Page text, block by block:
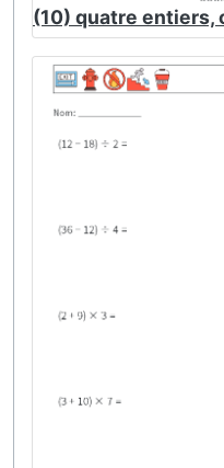
(10) quatre entiers,